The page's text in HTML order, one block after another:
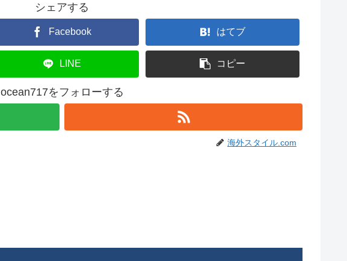
シェアする
Facebook はてブ
LINE コピー
ocean717をフォローする
海外スタイル.com